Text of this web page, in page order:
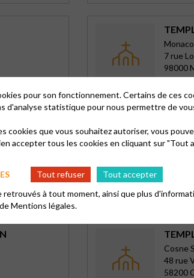
Monaco
7 rue
98000
CTous
NICE
Auxerre
Cosne
48 rue
58200
pour son fonctionnement. Certains de ces
d'analyse statistique pour nous permettre de
cookies que vous souhaitez autoriser, vous
accepter tous les cookies en cliquant sur "Tout
Tout refuser
Tout accepter
à tout moment, ainsi que plus
Mentions légales.